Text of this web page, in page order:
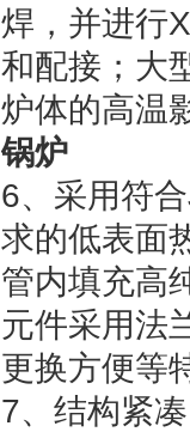
焊，并进行
和配接；大
炉体的高温
锅炉
6、采用符
求的低表面
管内填充高
元件采用法
更换方便等
7、结构紧